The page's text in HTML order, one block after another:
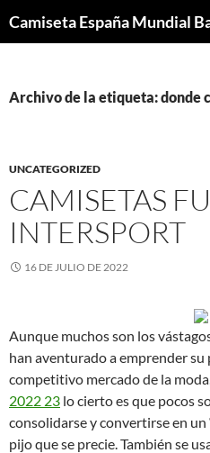
Camiseta España Mundial
Archivo de la etiqueta: donde
UNCATEGORIZED
CAMISETAS
INTERSPORT
16 DE JULIO DE 2022
Aunque muchos son los
han aventurado a emprender su
competitivo mercado de la
2022 23 lo cierto es que pocos
consolidarse y convertirse en un
pijo que se precie. También se